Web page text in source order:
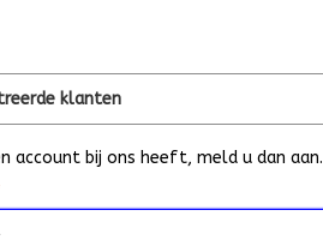
klanten
account bij ons heeft, meld u dan aan.